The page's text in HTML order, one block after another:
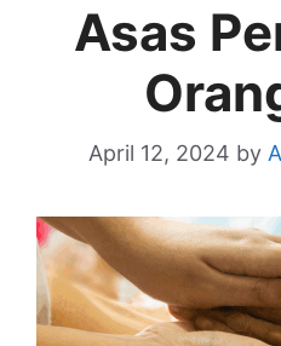
Asas
April 12, 2024 by